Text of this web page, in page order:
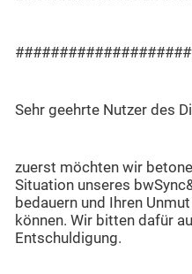
Sehr geehrte Nutzer des
zuerst möchten wir
Situation unseres
bedauern und Ihren
können. Wir bitten dafür
Entschuldigung.